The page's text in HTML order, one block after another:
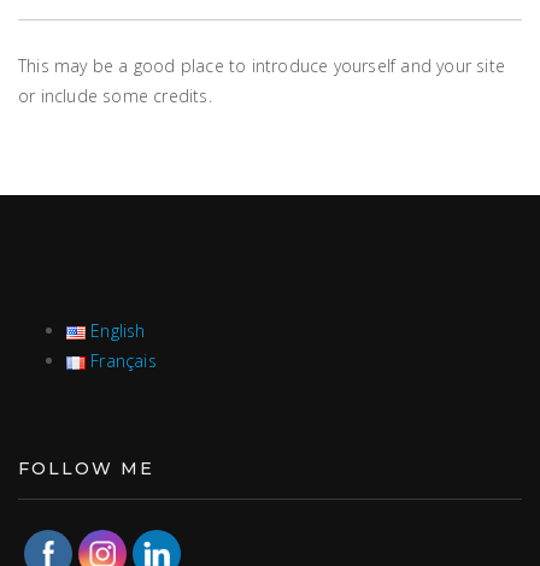
This may be a good place to introduce yourself and your site
or include some credits.
English
Français
FOLLOW ME